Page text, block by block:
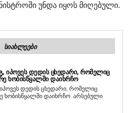
უნდა იყოს მიღებული.
ᲡᲘᲐᲮᲚᲔᲔᲑᲘ
ᲘᲞᲝᲕᲔᲡ ᲓᲔᲓᲘᲡ ᲪᲮᲔᲓᲐᲠᲘ, ᲠᲝᲛᲔᲚᲘᲪ
ᲮᲝᲑᲘᲡᲬᲧᲐᲚᲨᲘ ᲓᲐᲘᲮᲠᲩᲝ
იპოვეს დედის ცხედარი, რომელიც
დაიხრჩო. არსებული